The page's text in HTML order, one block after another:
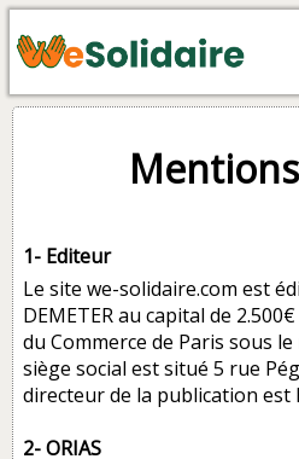
1- Editeur
Le site we-solidaire.com est
DEMETER au capital de
du Commerce de Paris sous
siège social est situé 5 rue
directeur de la publication est
2- ORIAS